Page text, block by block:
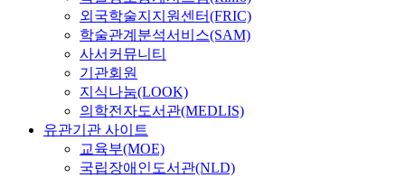
외국학술지지원센터(FRIC)
학술관계분석서비스(SAM)
사서커뮤니티
기관회원
지식나눔(LOOK)
의학전자도서관(MEDLIS)
유관기관 사이트
교육부(MOE)
국립장애인도서관(NLD)